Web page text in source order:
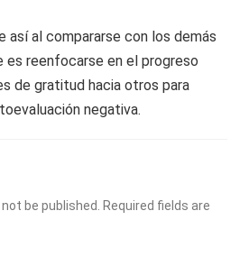
así al compararse con los demás
es reenfocarse en el progreso
de gratitud hacia otros para
negativa.
be published.
Required fields are